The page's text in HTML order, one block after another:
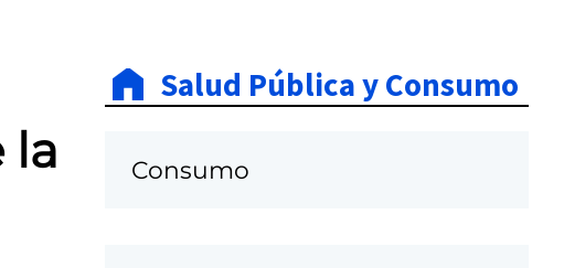
la
Salud Pública y Consumo
Consumo